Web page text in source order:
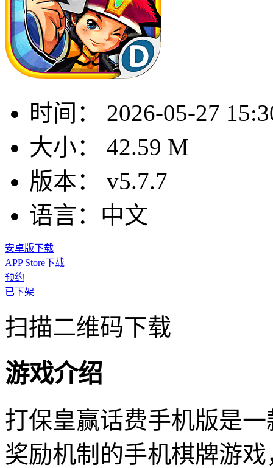
时间：
2026-05-27
大小：
42.59 M
版本：
v5.7.7
语言： 中文
安卓版下载
APP Store下载
预约
已下架
扫描二维码下载
游戏介绍
打保皇赢话费手机版是
奖励机制的手机棋牌游